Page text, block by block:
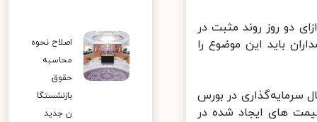
دو روز روند مثبت در
باید این موضوع را
سرمایه‌گذاری در بورس
های ایجاد شده در
اصلاح نحوه
محاسبه
حقوق
بازنشستگا
ن جدید